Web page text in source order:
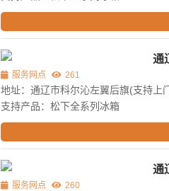
通
服务网点 261
地址：通辽市科尔沁左翼后旗(支持上
支持产品：松下全系列冰箱
通
服务网点 260